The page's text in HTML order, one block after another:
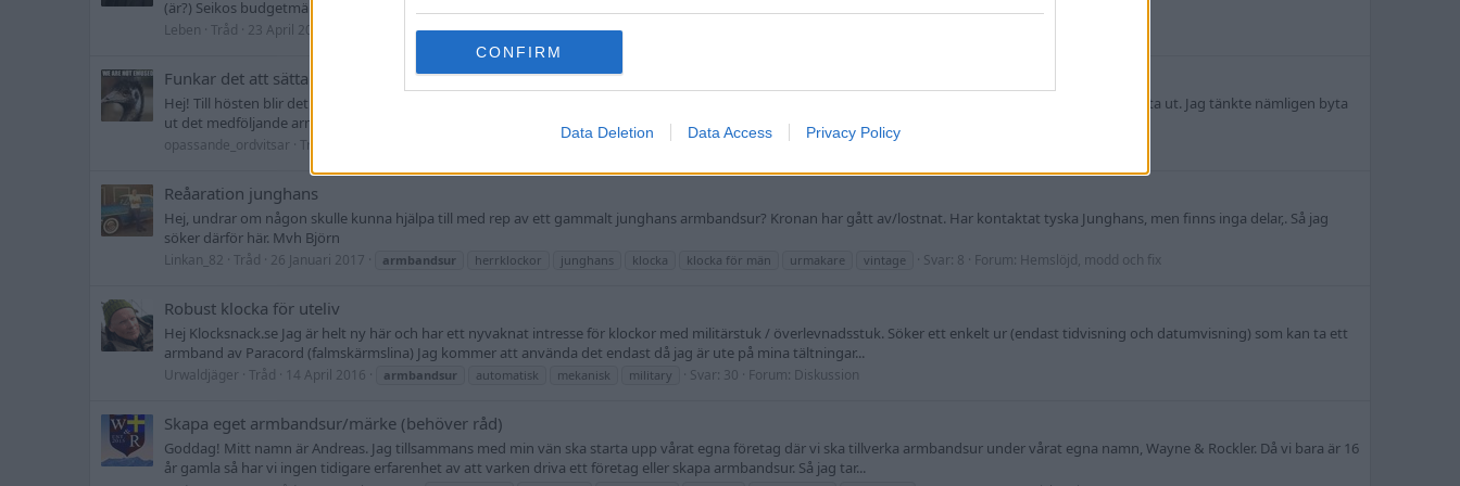
CONFIRM
Data Deletion Data Access Privacy Policy
(är?) Seikos budgetmärke? Någon som har mer detaljer om märket? @yonsson ?
Leben Tråd 23 April 2018 armbandsur japan klocka lorus saippuakivikauppias
Funkar det att sätta ett NATO-band på en Nomos Metro?
Hej! Till hösten blir det nog så att jag införskaffar en Metro 38 Datum stadtschwarz. Men, innan jag gör detta, har jag ett par frågetecken jag skulle vilja räta ut. Jag tänkte nämligen byta
ut det medföljande armbandet mot en NATO-rem, men är inte helt säker på vilken bredd som passar bäst –...
opassande_ordvitsar Tråd natoband Svar: 2 Forum: Diskussion
Reåaration junghans
Hej, undrar om någon skulle kunna hjälpa till med rep av ett gammalt junghans armbandsur? Kronan har gått av/lostnat. Har kontaktat tyska Junghans, men finns inga delar,. Så jag
söker därför här. Mvh Björn
Linkan_82 Tråd 26 Januari 2017 armbandsur herrklockor junghans klocka klocka för män urmakare vintage Svar: 8 Forum: Hemslöjd, modd och fix
Robust klocka för uteliv
Hej Klocksnack.se Jag är helt ny här och har ett nyvaknat intresse för klockor med militärstuk / överlevnadsstuk. Söker ett enkelt ur (endast tidvisning och datumvisning) som kan ta ett
armband av Paracord (falmskärmslina) Jag kommer att använda det endast då jag är ute på mina tältningar...
Urwaldjäger Tråd 14 April 2016 armbandsur automatisk mekanisk military Svar: 30 Forum: Diskussion
Skapa eget armbandsur/märke (behöver råd)
Goddag! Mitt namn är Andreas. Jag tillsammans med min vän ska starta upp vårat egna företag där vi ska tillverka armbandsur under vårat egna namn, Wayne & Rockler. Då vi bara är 16
år gamla så har vi ingen tidigare erfarenhet av att varken driva ett företag eller skapa armbandsur. Så jag tar...